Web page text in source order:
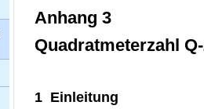
Anhang 3
Quadratmeterzahl
1 Einleitung